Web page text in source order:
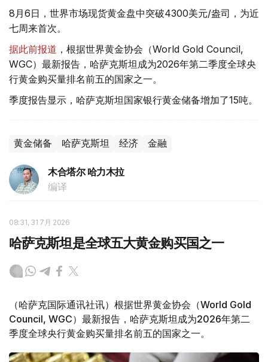
8月6日，世界市场现货黄金盘中突破4300美元/盎司，为近
七周来首次。
据此前报道 ，根据世界黄金协会（World Gold Council,
WGC）最新报告，哈萨克斯坦成为2026年第二季度全球央
行黄金购买量排名前五的国家之一。
季度报告显示，哈萨克斯坦国家银行黄金储备增加了15吨。
黄金储备 哈萨克斯坦 经济 金融
木合塔尔 哈力木拉
编译
08:31, 31 7月 2026
哈萨克斯坦是全球五大黄金购买国之一
（哈萨克国际通讯社讯）根据世界黄金协会（World Gold
Council, WGC）最新报告，哈萨克斯坦成为2026年第二
季度全球央行黄金购买量排名前五的国家之一。